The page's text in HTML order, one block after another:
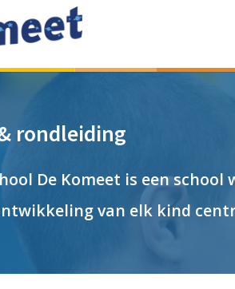
rondleiding
De Komeet is een
van elk kind